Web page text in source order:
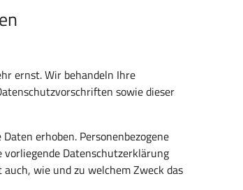
ernst. Wir behandeln Ihre
sowie dieser
erhoben. Personenbezogene
Datenschutzerklärung
wie und zu welchem Zweck das